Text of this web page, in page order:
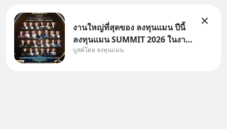
งานใหญ่ที่สุดของ ลงทุนแมน ปีนี้
ลงทุนแมน SUMMIT 2026 ในงาน
นี้จะมีเจ้าของธุรกิจ Dr.PONG,
บูสต์โดย ลงทุนแมน